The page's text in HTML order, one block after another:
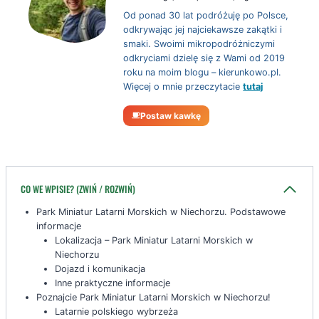
Od ponad 30 lat podróżuję po Polsce,
odkrywając jej najciekawsze zakątki i
smaki. Swoimi mikropodróżniczymi
odkryciami dzielę się z Wami od 2019
roku na moim blogu – kierunkowo.pl.
Więcej o mnie przeczytacietutaj
Postaw kawkę
CO WE WPISIE? (ZWIŃ / ROZWIŃ)
Park Miniatur Latarni Morskich w Niechorzu. Podstawowe
informacje
Lokalizacja – Park Miniatur Latarni Morskich w
Niechorzu
Dojazd i komunikacja
Inne praktyczne informacje
Poznajcie Park Miniatur Latarni Morskich w Niechorzu!
Latarnie polskiego wybrzeża